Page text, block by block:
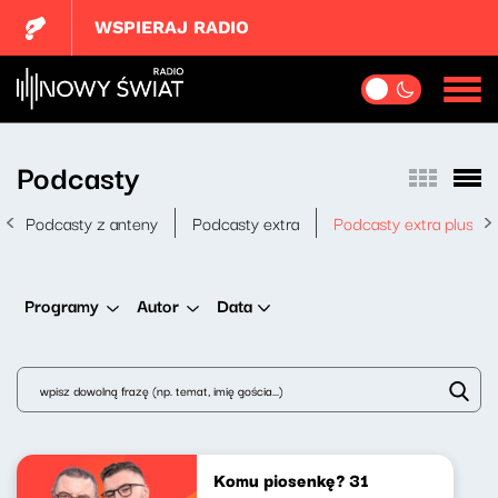
WSPIERAJ RADIO
Podcasty
Podcasty z anteny Podcasty extra Podcasty extra plus
Programy Autor Data
Komu piosenkę? 31